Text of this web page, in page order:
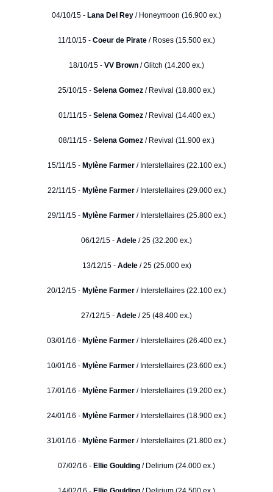
04/10/15 - Lana Del Rey / Honeymoon (16.900 ex.)
11/10/15 - Coeur de Pirate / Roses (15.500 ex.)
18/10/15 - VV Brown / Glitch (14.200 ex.)
25/10/15 - Selena Gomez / Revival (18.800 ex.)
01/11/15 - Selena Gomez/ Revival (14.400 ex.)
08/11/15 - Selena Gomez / Revival (11.900 ex.)
15/11/15 - Mylène Farmer/ Interstellaires (22.100 ex.)
22/11/15 - Mylène Farmer/ Interstellaires (29.000 ex.)
29/11/15 - Mylène Farmer/ Interstellaires (25.800 ex.)
06/12/15 - Adele / 25 (32.200 ex.)
13/12/15 - Adele / 25 (25.000 ex)
20/12/15 - Mylène Farmer / Interstellaires (22.100 ex.)
27/12/15 - Adele / 25 (48.400 ex.)
03/01/16 - Mylène Farmer / Interstellaires (26.400 ex.)
10/01/16 - Mylène Farmer / Interstellaires (23.600 ex.)
17/01/16 - Mylène Farmer / Interstellaires (19.200 ex.)
24/01/16 - Mylène Farmer / Interstellaires (18.900 ex.)
31/01/16 - Mylène Farmer / Interstellaires (21.800 ex.)
07/02/16 - Ellie Goulding / Delirium (24.000 ex.)